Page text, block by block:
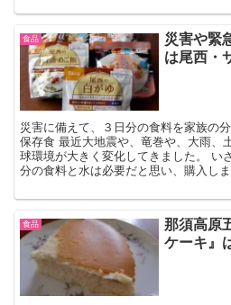
食品
災害や緊
は尾西・
災害に備えて、３日分の食料を家族の
保存食 最近大地震や、竜巻や、大雨、
球環境が大きく変化してきました。 い
分の食料と水は必要だと思い、購入し
食品
那須高原
ケーキ』